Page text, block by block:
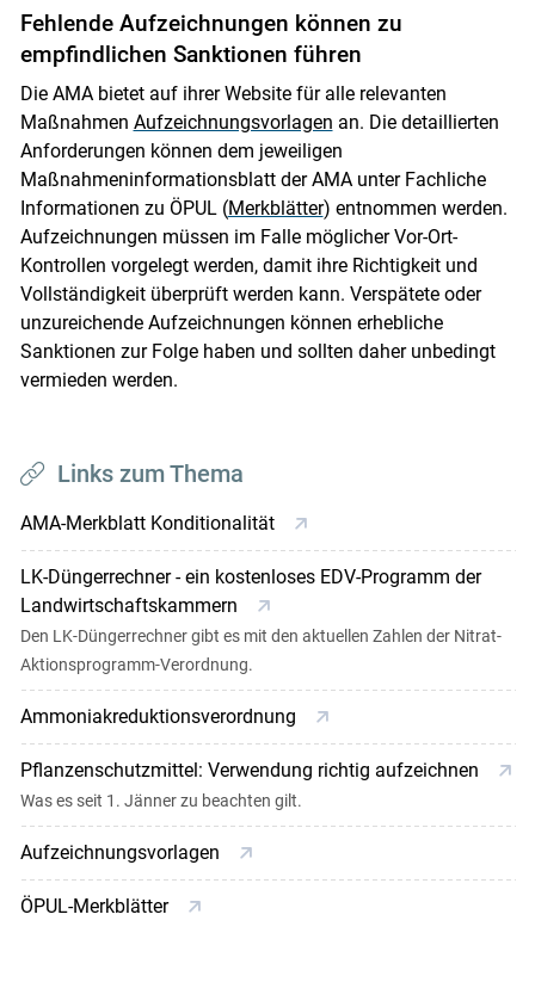
Fehlende Aufzeichnungen können zu
empfindlichen Sanktionen führen
Die AMA bietet auf ihrer Website für alle relevanten
Maßnahmen Aufzeichnungsvorlagen an. Die detaillierten
Anforderungen können dem jeweiligen
Maßnahmeninformationsblatt der AMA unter Fachliche
Informationen zu ÖPUL (Merkblätter) entnommen werden.
Aufzeichnungen müssen im Falle möglicher Vor-Ort-
Kontrollen vorgelegt werden, damit ihre Richtigkeit und
Vollständigkeit überprüft werden kann. Verspätete oder
unzureichende Aufzeichnungen können erhebliche
Sanktionen zur Folge haben und sollten daher unbedingt
vermieden werden.
Links zum Thema
AMA-Merkblatt Konditionalität
LK-Düngerrechner - ein kostenloses EDV-Programm der
Landwirtschaftskammern
Den LK-Düngerrechner gibt es mit den aktuellen Zahlen der Nitrat-
Aktionsprogramm-Verordnung.
Ammoniakreduktionsverordnung
Pflanzenschutzmittel: Verwendung richtig aufzeichnen
Was es seit 1. Jänner zu beachten gilt.
Aufzeichnungsvorlagen
ÖPUL-Merkblätter